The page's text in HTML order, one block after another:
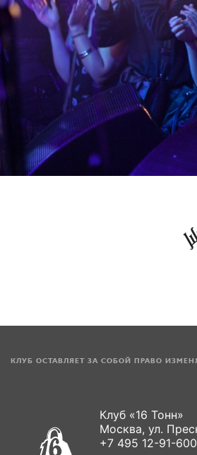
КЛУБ ОСТАВЛЯЕТ ЗА СОБОЙ ПРАВО
Клуб «16 Тонн»
Москва, ул.
+7 495 12-91-